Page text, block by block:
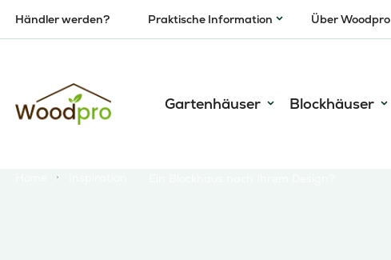
Händler werden? Praktische Information Über Woodpro
Gartenhäuser Blockhäuser